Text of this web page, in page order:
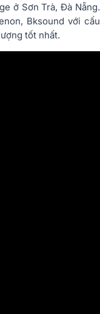
ở Sơn Trà, Đà Nẵng.
Bksound với cấu
tốt nhất.